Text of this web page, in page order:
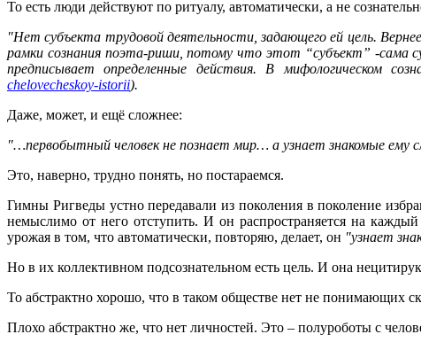
То есть люди действуют по ритуалу, автоматически, а не
"Нет субъекта трудовой деятельности, задающего ей цель.
рамки сознания поэта-риши, потому что этот “субъект” -сама
предписывает определенные действия. В мифологическом
chelovecheskoy-istorii).
Даже, может, и ещё сложнее:
"…первобытный человек не познает мир… а узнает знакомые ему
Это, наверно, трудно понять, но постараемся.
Гимны Ригведы устно передавали из поколения в поколение
немыслимо от него отступить. И он распространяется на
урожая в том, что автоматически, повторяю, делает, он "узнает
Но в их коллективном подсознательном есть цель. И она
То абстрактно хорошо, что в таком обществе нет не понимающих
Плохо абстрактно же, что нет личностей. Это – полуроботы с